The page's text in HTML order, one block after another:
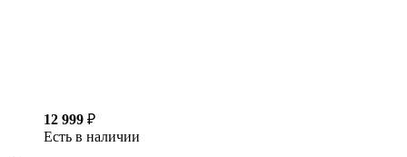
12 999 ₽
Есть в наличии